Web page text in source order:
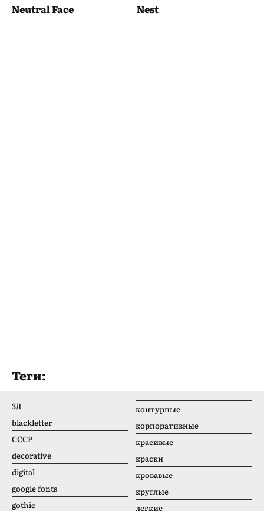
Neutral Face Nest
Теги:
3Д
blackletter
CCCР
decorative
digital
google fonts
gothic
контурные
корпоративные
красивые
краски
кровавые
круглые
легкие